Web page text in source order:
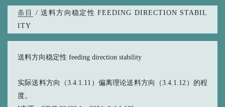
条目
/ 送料方向稳定性 FEEDING DIRECTION STABIL
ITY
送料方向稳定性 feeding direction stability
实际送料方向（3.4.1.11）偏离理论送料方向（3.4.1.12）的程
度。